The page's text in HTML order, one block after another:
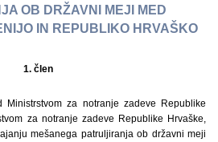
OB DRŽAVNI MEJI MED
IN REPUBLIKO HRVAŠKO
1. člen
Ministrstvom za notranje zadeve Republike
za notranje zadeve Republike Hrvaške,
mešanega patruljiranja ob državni meji